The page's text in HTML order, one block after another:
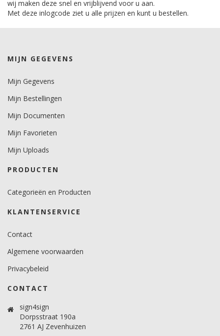
wij maken deze snel en vrijblijvend voor u aan.
Met deze inlogcode ziet u alle prijzen en kunt u bestellen.
MIJN GEGEVENS
Mijn Gegevens
Mijn Bestellingen
Mijn Documenten
Mijn Favorieten
Mijn Uploads
PRODUCTEN
Categorieën en Producten
KLANTENSERVICE
Contact
Algemene voorwaarden
Privacybeleid
CONTACT
sign4sign
Dorpsstraat 190a
2761 AJ Zevenhuizen